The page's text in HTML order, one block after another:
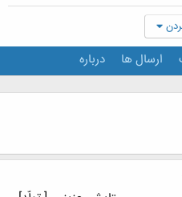
ارسال ها درباره